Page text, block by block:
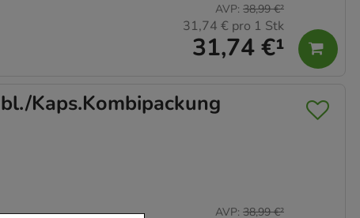
31,74 €¹
AVP: 38,99 €²
31,74 € pro 1 Stk
Kaps.Kombipackung
AVP: 38,99 €²